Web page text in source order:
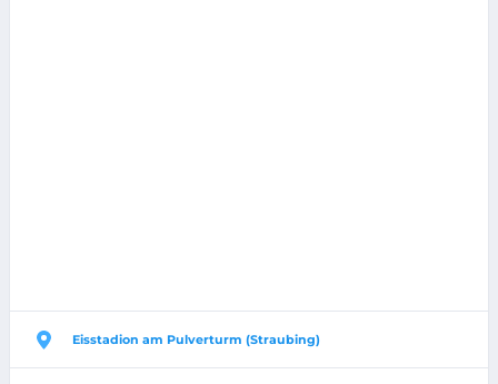
Eisstadion am Pulverturm (Straubing)